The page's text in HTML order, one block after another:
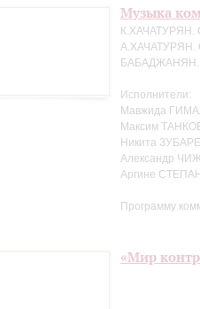
Музыка
К.ХАЧАТУРЯН.
А.ХАЧАТУРЯН.
БАБАДЖАНЯН.
Исполнители:
Мавжида
Максим
Никита
Александр
Аргине
Программу
«Мир